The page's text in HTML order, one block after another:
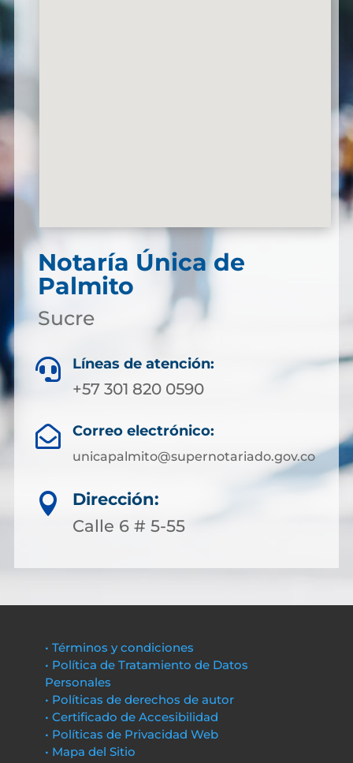
Notaría Única de
Palmito
Sucre
 Líneas de atención:
+57 301 820 0590
 Correo electrónico:
unicapalmito@supernotariado.gov.co

Dirección:
Calle 6 # 5-55
• Términos y condiciones
• Política de Tratamiento de Datos
Personales
• Políticas de derechos de autor
• Certificado de Accesibilidad
• Políticas de Privacidad Web
• Mapa del Sitio